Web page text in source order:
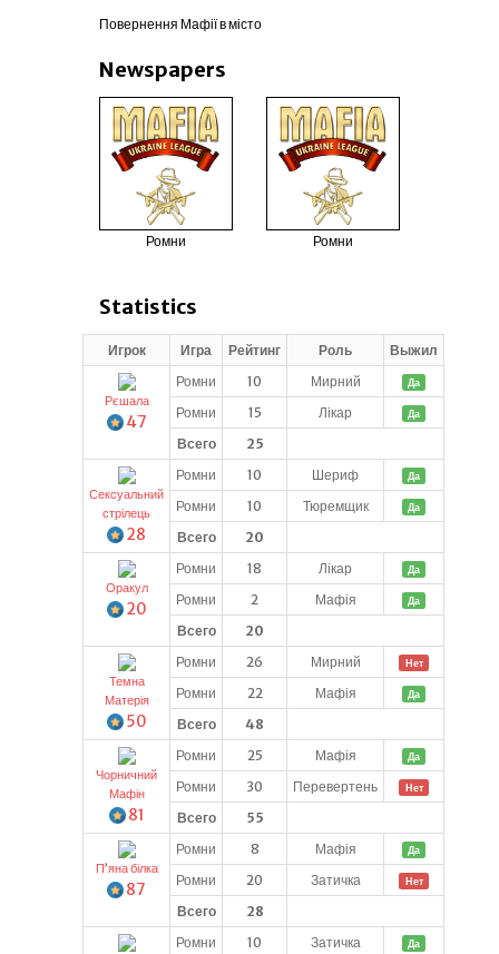
Повернення Мафії в місто
Newspapers
Ромни Ромни
Statistics
Игрок Игра Рейтинг Роль Выжил
Рєшала
47
Ромни 10 Мирний Да
Ромни 15 Лікар Да
Всего 25
Сексуальний
стрілець
28
Ромни 10 Шериф Да
Ромни 10 Тюремщик Да
Всего 20
Оракул
20
Ромни 18 Лікар Да
Ромни 2 Мафія Да
Всего 20
Темна
Матерія
50
Ромни 26 Мирний Нет
Ромни 22 Мафія Да
Всего 48
Чорничний
Мафін
81
Ромни 25 Мафія Да
Ромни 30 Перевертень Нет
Всего 55
Пʼяна білка
87
Ромни 8 Мафія Да
Ромни 20 Затичка Нет
Всего 28
Ромни 10 Затичка Да